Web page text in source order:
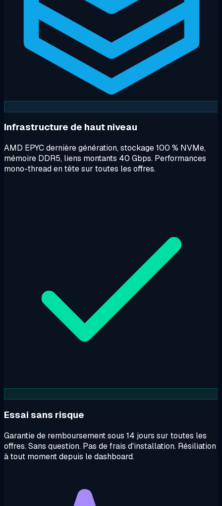
Infrastructure de haut niveau
AMD EPYC dernière génération, stockage 100 % NVMe,
mémoire DDR5, liens montants 40 Gbps. Performances
mono-thread en tête sur toutes les offres.
Essai sans risque
Garantie de remboursement sous 14 jours sur toutes les
offres. Sans question. Pas de frais d'installation. Résiliation
à tout moment depuis le dashboard.